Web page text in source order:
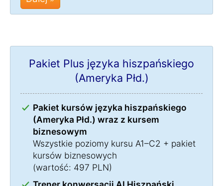
Pakiet Plus języka hiszpańskiego
(Ameryka Płd.)
Pakiet kursów języka hiszpańskiego
(Ameryka Płd.) wraz z kursem
biznesowym
Wszystkie poziomy kursu A1–C2 + pakiet
kursów biznesowych
(wartość: 497 PLN)